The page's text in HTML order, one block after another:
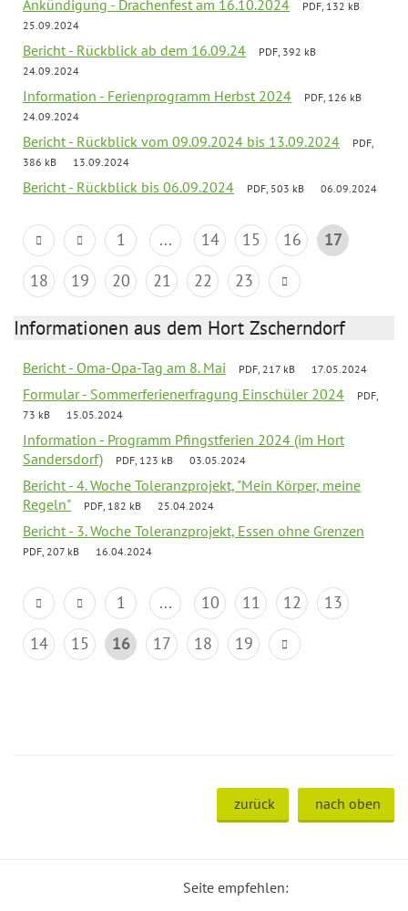
Ankündigung - Drachenfest am 16.10.2024
PDF, 132 kB
25.09.2024
Bericht - Rückblick ab dem 16.09.24
PDF, 392 kB
24.09.2024
Information - Ferienprogramm Herbst 2024
PDF, 126 kB
24.09.2024
Bericht - Rückblick vom 09.09.2024 bis 13.09.2024
PDF,
386 kB
13.09.2024
Bericht - Rückblick bis 06.09.2024 PDF, 503 kB 06.09.2024
1 ... 14 15 16
17
18
19 20 21 22 23
Informationen aus dem Hort Zscherndorf
Bericht - Oma-Opa-Tag am 8. Mai PDF, 217 kB 17.05.2024
Formular - Sommerferienerfragung Einschüler 2024
PDF,
73 kB
15.05.2024
Information - Programm Pfingstferien 2024 (im Hort
Sandersdorf)
PDF, 123 kB 03.05.2024
Bericht - 4. Woche Toleranzprojekt, "Mein Körper, meine
Regeln"
PDF, 182 kB 25.04.2024
Bericht - 3. Woche Toleranzprojekt, Essen ohne Grenzen
PDF, 207 kB 16.04.2024
1 ... 10 11 12
13
14
15 16 17 18 19
zurück nach oben
Seite empfehlen: